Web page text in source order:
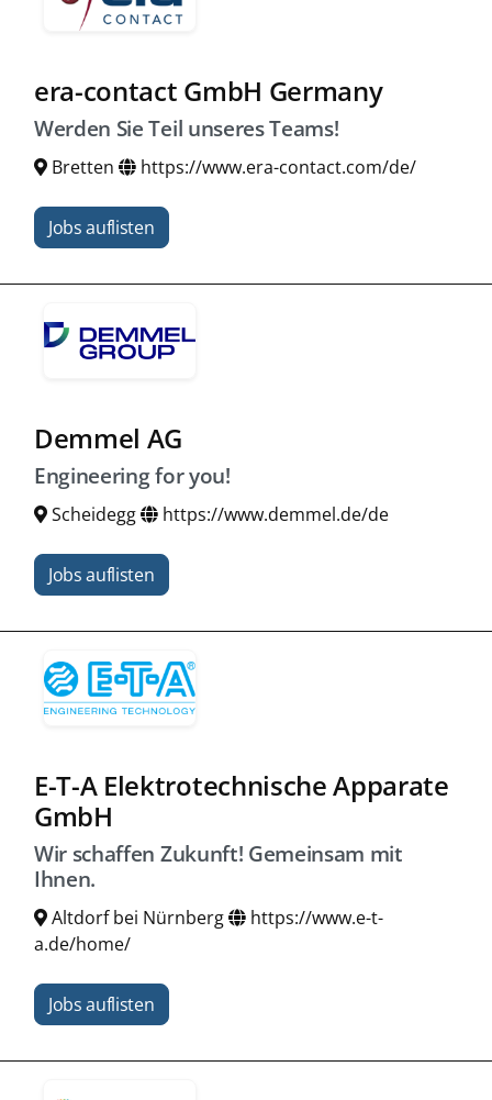
era-contact GmbH Germany
Werden Sie Teil unseres Teams!
Bretten https://www.era-contact.com/de/
Jobs auflisten
Demmel AG
Engineering for you!
Scheidegg https://www.demmel.de/de
Jobs auflisten
E-T-A Elektrotechnische Apparate
GmbH
Wir schaffen Zukunft! Gemeinsam mit
Ihnen.
Altdorf bei Nürnberg
https://www.e-t-
a.de/home/
Jobs auflisten